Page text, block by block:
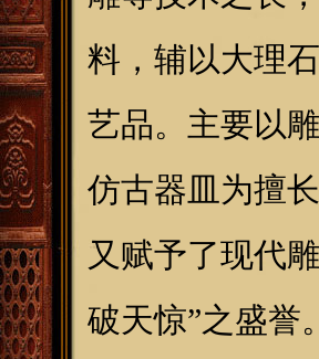
料，辅以大理
艺品。主要以
仿古器皿为擅
又赋予了现代
破天惊”之盛誉。